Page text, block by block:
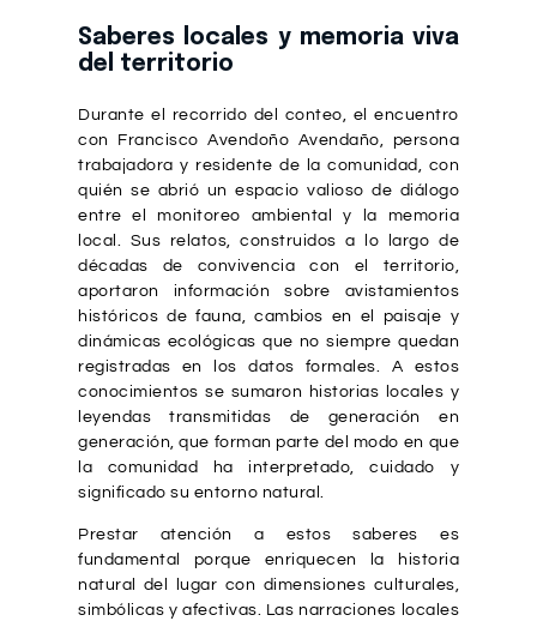
Saberes locales y memoria viva
del territorio
Durante el recorrido del conteo, el encuentro
con Francisco Avendoño Avendaño, persona
trabajadora y residente de la comunidad, con
quién se abrió un espacio valioso de diálogo
entre el monitoreo ambiental y la memoria
local. Sus relatos, construidos a lo largo de
décadas de convivencia con el territorio,
aportaron información sobre avistamientos
históricos de fauna, cambios en el paisaje y
dinámicas ecológicas que no siempre quedan
registradas en los datos formales. A estos
conocimientos se sumaron historias locales y
leyendas transmitidas de generación en
generación, que forman parte del modo en que
la comunidad ha interpretado, cuidado y
significado su entorno natural.
Prestar atención a estos saberes es
fundamental porque enriquecen la historia
natural del lugar con dimensiones culturales,
simbólicas y afectivas. Las narraciones locales